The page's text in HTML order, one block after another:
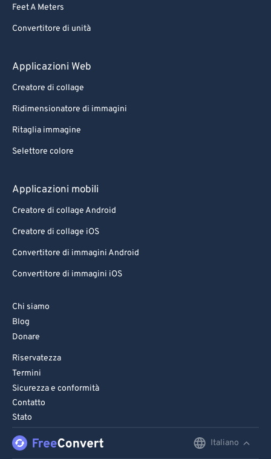
Feet A Meters
Convertitore di unità
Applicazioni Web
Creatore di collage
Ridimensionatore di immagini
Ritaglia immagine
Selettore colore
Applicazioni mobili
Creatore di collage Android
Creatore di collage iOS
Convertitore di immagini Android
Convertitore di immagini iOS
Chi siamo
Blog
Donare
Riservatezza
Termini
Sicurezza e conformità
Contatto
Stato
Italiano